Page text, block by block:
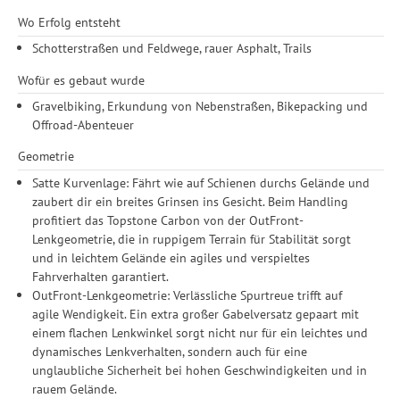
Wo Erfolg entsteht
Schotterstraßen und Feldwege, rauer Asphalt, Trails
Wofür es gebaut wurde
Gravelbiking, Erkundung von Nebenstraßen, Bikepacking und
Offroad-Abenteuer
Geometrie
Satte Kurvenlage: Fährt wie auf Schienen durchs Gelände und
zaubert dir ein breites Grinsen ins Gesicht. Beim Handling
profitiert das Topstone Carbon von der OutFront-
Lenkgeometrie, die in ruppigem Terrain für Stabilität sorgt
und in leichtem Gelände ein agiles und verspieltes
Fahrverhalten garantiert.
OutFront-Lenkgeometrie: Verlässliche Spurtreue trifft auf
agile Wendigkeit. Ein extra großer Gabelversatz gepaart mit
einem flachen Lenkwinkel sorgt nicht nur für ein leichtes und
dynamisches Lenkverhalten, sondern auch für eine
unglaubliche Sicherheit bei hohen Geschwindigkeiten und in
rauem Gelände.